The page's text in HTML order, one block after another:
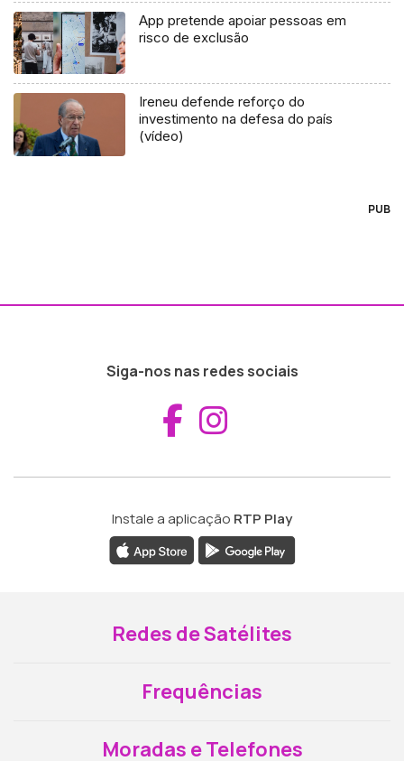
App pretende apoiar pessoas em
risco de exclusão
Ireneu defende reforço do
investimento na defesa do país
(vídeo)
PUB
Siga-nos nas redes sociais
Aceder ao
Instale a aplicação RTP Play
Redes de Satélites
Frequências
Moradas e Telefones